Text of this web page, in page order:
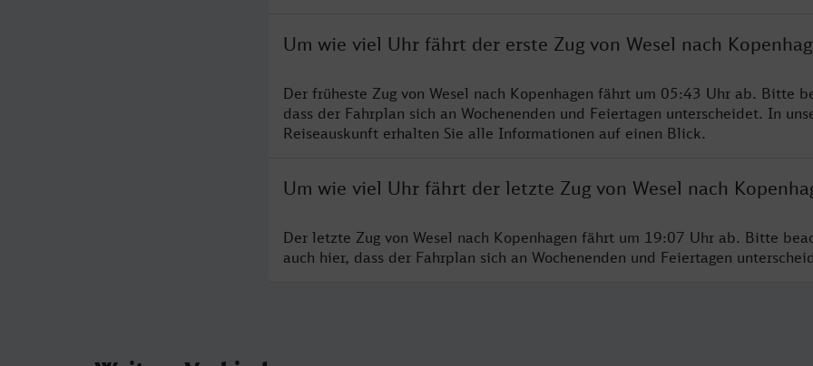
Um wie viel Uhr fährt der erste Zug von Wesel nach
Der früheste Zug von Wesel nach Kopenhagen fährt um 05:43 Uhr ab. Bitte
dass der Fahrplan sich an Wochenenden und Feiertagen unterscheidet. In
Reiseauskunft erhalten Sie alle Informationen auf einen Blick.
Um wie viel Uhr fährt der letzte Zug von Wesel nach
Der letzte Zug von Wesel nach Kopenhagen fährt um 19:07 Uhr ab. Bitte
auch hier, dass der Fahrplan sich an Wochenenden und Feiertagen